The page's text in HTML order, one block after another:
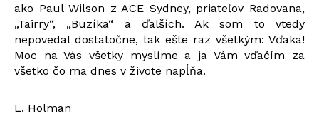
ako Paul Wilson z ACE Sydney, priateľov Radovana,
„Tairry“, „Buzíka“ a ďalších. Ak som to vtedy
nepovedal dostatočne, tak ešte raz všetkým: Vďaka!
Moc na Vás všetky myslíme a ja Vám vďačím za
všetko čo ma dnes v živote napĺňa.
L. Holman